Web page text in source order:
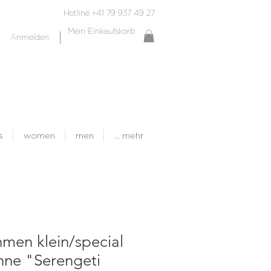
Hotline +41 79 937 49 27
Mein Einkaufskorb
Anmelden
women men ... mehr
klein/special
"Serengeti